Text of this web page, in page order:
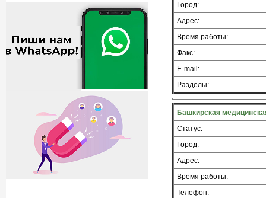
Город:
Адрес:
Время работы:
Факс:
E-mail:
Разделы:
Башкирская
Статус:
Город:
Адрес:
Время работы:
Телефон: